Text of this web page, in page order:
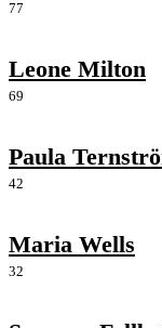
77
Leone Milton
69
Paula
42
Maria Wells
32